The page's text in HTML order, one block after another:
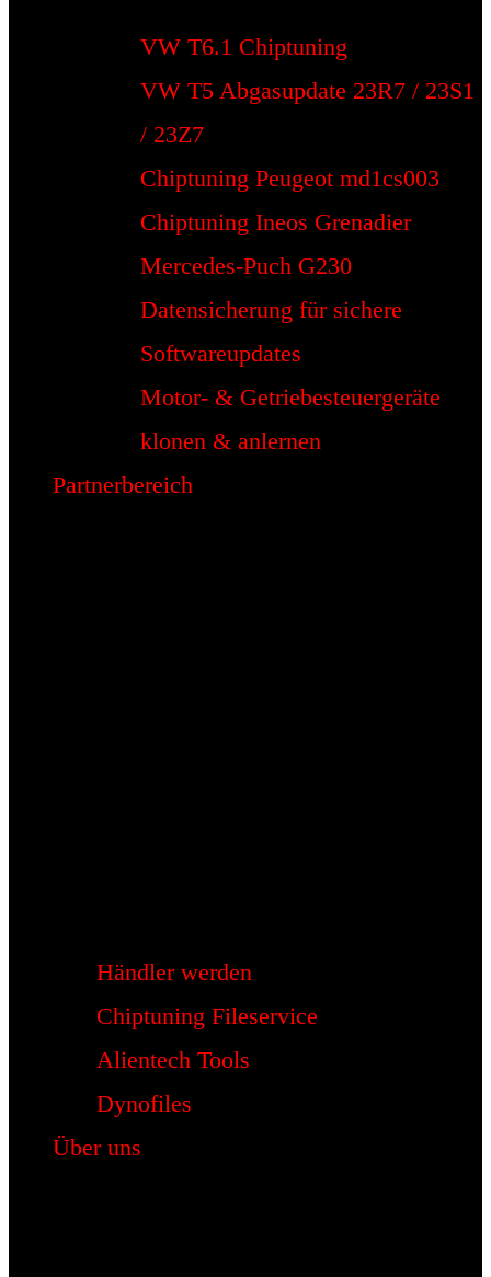
VW T6.1 Chiptuning
VW T5 Abgasupdate 23R7 / 23S1
/ 23Z7
Chiptuning Peugeot md1cs003
Chiptuning Ineos Grenadier
Mercedes-Puch G230
Datensicherung für sichere
Softwareupdates
Motor- & Getriebesteuergeräte
klonen & anlernen
Partnerbereich
Händler werden
Chiptuning Fileservice
Alientech Tools
Dynofiles
Über uns